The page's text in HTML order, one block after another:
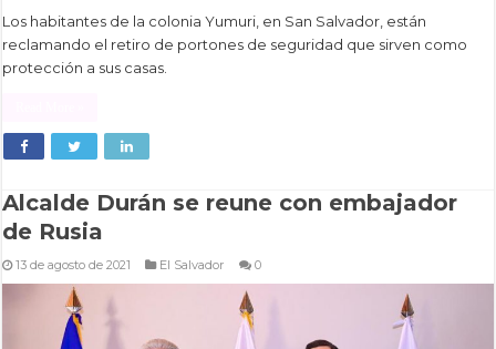
Los habitantes de la colonia Yumuri, en San Salvador, están
reclamando el retiro de portones de seguridad que sirven como
protección a sus casas.
Alcalde Durán se reune con embajador
de Rusia
13 de agosto de 2021 El Salvador 0